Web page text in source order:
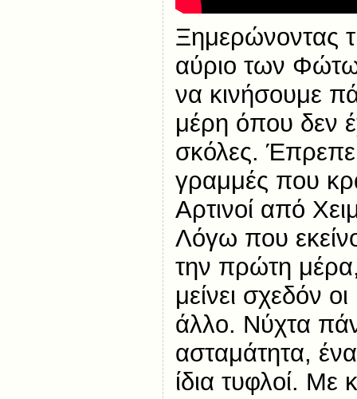
Ξημερώνοντας
αύριο των
να κινήσουμε
μέρη όπου δεν
σκόλες.
γραμμές που
Αρτινοί από
Λόγω που
την πρώτη μέρα,
μείνει σχεδόν
άλλο. Νύχτα
ασταμάτητα,
ίδια τυφλοί. Με